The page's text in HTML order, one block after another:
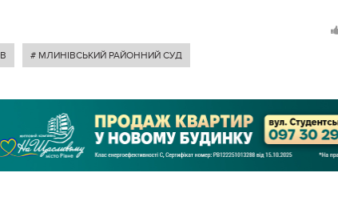
# МЛИНІВСЬКИЙ РАЙОННИЙ СУД